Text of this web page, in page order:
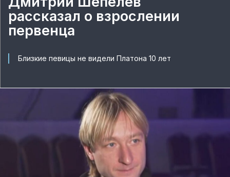
рассказал о взрослении
первенца
Близкие певицы не видели Платона 10 лет